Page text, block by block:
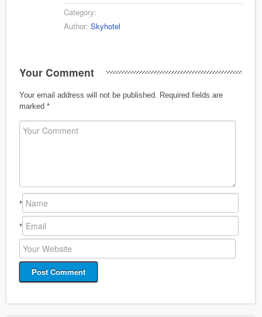
Category:
Author: Skyhotel
Your Comment
Your email address will not be published.
Required fields are
marked *
*
*